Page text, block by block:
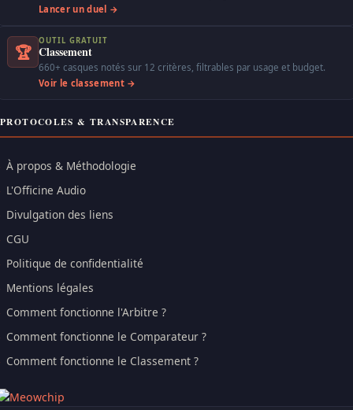
Lancer un duel →
🏆
OUTIL GRATUIT
Classement
660+ casques notés sur 12 critères, filtrables par usage et budget.
Voir le classement →
PROTOCOLES & TRANSPARENCE
À propos & Méthodologie
L'Officine Audio
Divulgation des liens
CGU
Politique de confidentialité
Mentions légales
Comment fonctionne l'Arbitre ?
Comment fonctionne le Comparateur ?
Comment fonctionne le Classement ?